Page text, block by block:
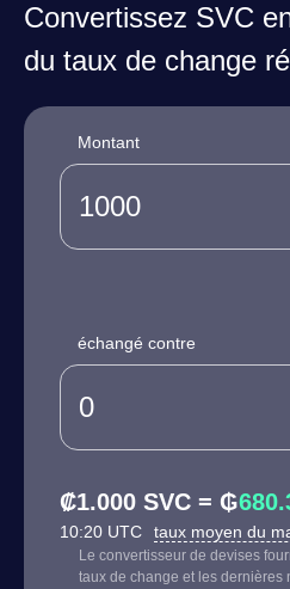
Convertissez SVC
du taux de change
Montant
échangé contre
₡1.000 SVC = ₲
10:20 UTC taux moyen du
Le convertisseur de devises
taux de change et les dernières